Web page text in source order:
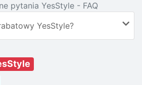
pytania YesStyle - FAQ
YesStyle?